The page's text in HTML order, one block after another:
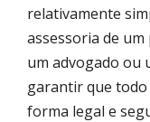
relativamente
assessoria de
um advogado ou
garantir que todo
forma legal e